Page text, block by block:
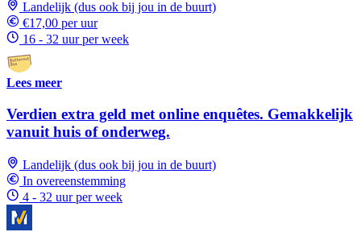
Landelijk (dus ook bij jou in de buurt)
€17,00 per uur
16 - 32 uur per week
Lees meer
Verdien extra geld met online enquêtes. Gemakkelijk
vanuit huis of onderweg.
Landelijk (dus ook bij jou in de buurt)
In overeenstemming
4 - 32 uur per week